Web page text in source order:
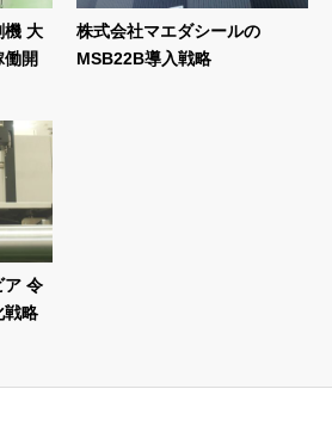
機 大
開
株式会社マエダシールの
MSB22B導入戦略
ア 令
戦略